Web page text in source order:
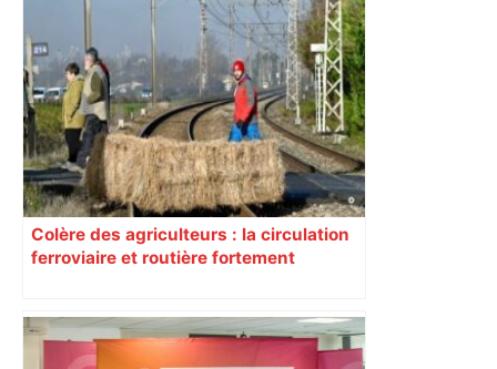
Colère des agriculteurs : la circulation
ferroviaire et routière fortement